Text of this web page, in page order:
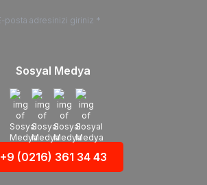
Sosyal Medya
+9 (0216) 361 34 43